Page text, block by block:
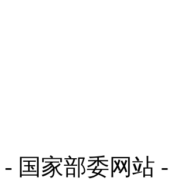
- 国家部委网站 -